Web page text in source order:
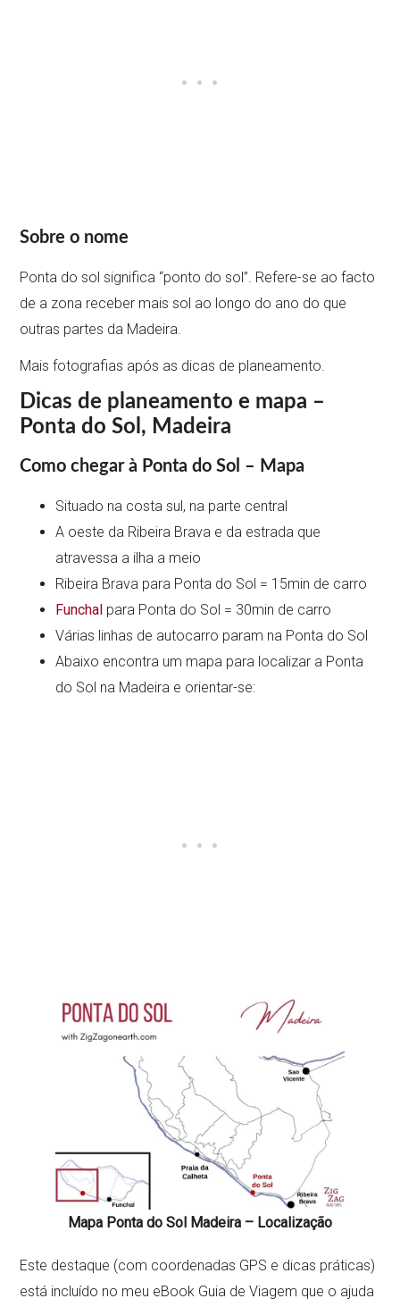
Sobre o nome
Ponta do sol significa “ponto do sol”. Refere-se ao facto
de a zona receber mais sol ao longo do ano do que
outras partes da Madeira.
Mais fotografias após as dicas de planeamento.
Dicas de planeamento e mapa –
Ponta do Sol, Madeira
Como chegar à Ponta do Sol – Mapa
Situado na costa sul, na parte central
A oeste da Ribeira Brava e da estrada que
atravessa a ilha a meio
Ribeira Brava para Ponta do Sol = 15min de carro
Funchal para Ponta do Sol = 30min de carro
Várias linhas de autocarro param na Ponta do Sol
Abaixo encontra um mapa para localizar a Ponta
do Sol na Madeira e orientar-se:
Mapa Ponta do Sol Madeira – Localização
Este destaque (com coordenadas GPS e dicas práticas)
está incluído no meu eBook Guia de Viagem que o ajuda